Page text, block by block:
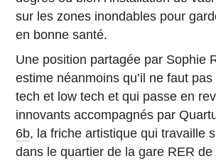
sur les zones inondables pour
en bonne santé.
Une position partagée par Sophie
estime néanmoins qu’il ne faut
tech et low tech et qui passe en
innovants accompagnés par
6b, la friche artistique qui travaille
dans le quartier de la gare RER